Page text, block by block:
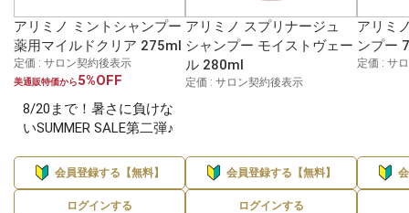
アリミノ ミントシャンプー
薬用マイルドクリア 275ml
定価 : サロン契約後表示
美通販特価から5%OFF
8/20まで！暑さに負けな
いSUMMER SALE第二弾♪
会員登録する【無料】
ログインする
アリミノ スプリナージュ
シャンプー モイストヴェー
ル 280ml
定価 : サロン契約後表示
会員登録する【無料】
ログインする
アリミ
ンプー
定価 : サ